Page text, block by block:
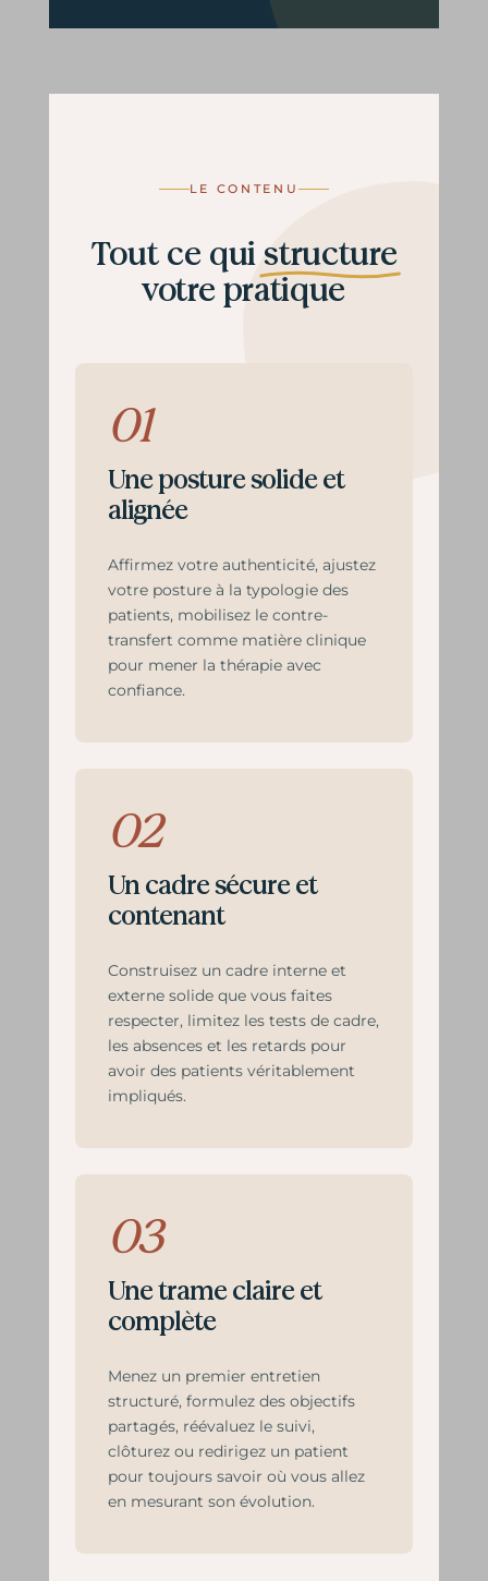
LE CONTENU
Tout ce quistructure
votre pratique
01
Une posture solide et
alignée
Affirmez votre authenticité, ajustez
votre posture à la typologie des
patients, mobilisez le contre-
transfert comme matière clinique
pour mener la thérapie avec
confiance.
02
Un cadre sécure et
contenant
Construisez un cadre interne et
externe solide que vous faites
respecter, limitez les tests de cadre,
les absences et les retards pour
avoir des patients véritablement
impliqués.
03
Une trame claire et
complète
Menez un premier entretien
structuré, formulez des objectifs
partagés, réévaluez le suivi,
clôturez ou redirigez un patient
pour toujours savoir où vous allez
en mesurant son évolution.